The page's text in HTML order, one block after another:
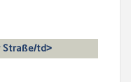
Straße/td>